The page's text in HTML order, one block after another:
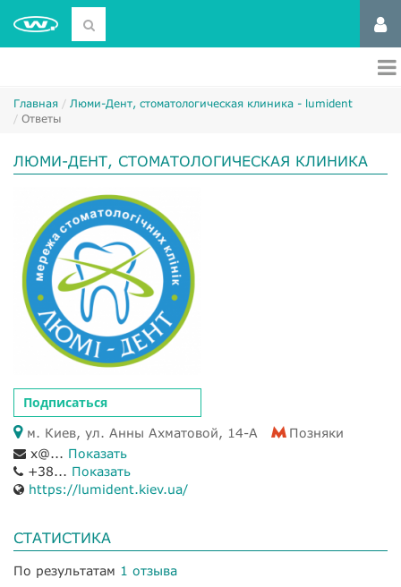
Главная
Люми-Дент, стоматологическая клиника - lumident
Ответы
ЛЮМИ-ДЕНТ, СТОМАТОЛОГИЧЕСКАЯ КЛИНИКА
Подписаться
м. Киев, ул. Анны Ахматовой, 14-А
Позняки
x@... Показать
+38... Показать
https://lumident.kiev.ua/
СТАТИСТИКА
По результатам 1 отзыва